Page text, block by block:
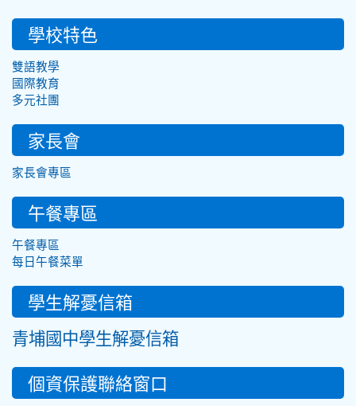
學校特色
雙語教學
國際教育
多元社團
家長會
家長會專區
午餐專區
午餐專區
每日午餐菜單
學生解憂信箱
青埔國中學生解憂信箱
個資保護聯絡窗口